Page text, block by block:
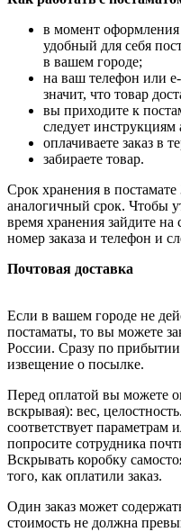
в момент оформления
удобный для себя
в вашем городе;
на ваш телефон или
значит, что товар
вы приходите к
следует инструкциям
оплачиваете заказ в
забираете товар.
Срок хранения в
аналогичный срок. Чтобы
время хранения зайдите на
номер заказа и телефон и
Почтовая доставка
Если в вашем городе не
постаматы, то вы можете
России. Сразу по
извещение о посылке.
Перед оплатой вы можете
вскрывая): вес,
соответствует параметрам
попросите сотрудника
Вскрывать коробку
того, как оплатили заказ.
Один заказ может
стоимость не должна